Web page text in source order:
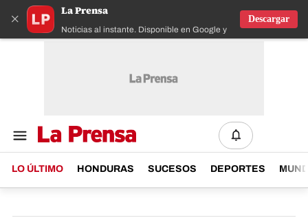
×
La Prensa
Noticias al instante. Disponible en Google y IOS
Descargar
LO ÚLTIMO HONDURAS SUCESOS DEPORTES